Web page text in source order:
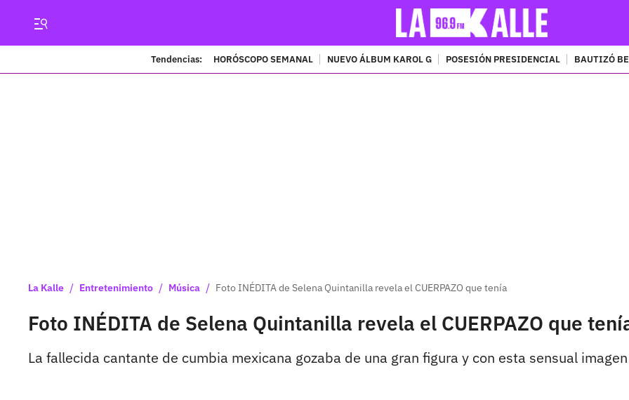
Tendencias: HORÓSCOPO SEMANAL NUEVO ÁLBUM KAROL G POSESIÓN PRESIDENCIAL BAUTIZÓ
La Kalle / Entretenimiento / Música / Foto INÉDITA de Selena Quintanilla revela el CUERPAZO que tenía
Foto INÉDITA de Selena Quintanilla revela el CUERPAZO que
La fallecida cantante de cumbia mexicana gozaba de una gran figura y con esta sensual